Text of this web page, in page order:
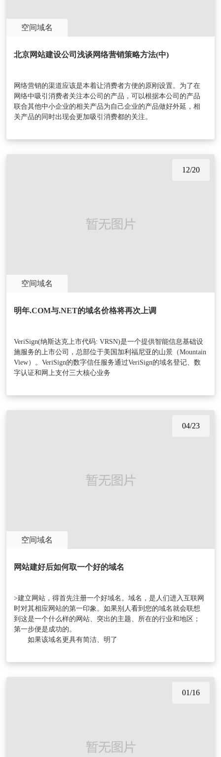
空间域名
北京网站建设公司浅谈网络营销策略方法(中)
网络营销的渠道应该是本着让消费者方便的原刚设置。为了在
网络中吸引消费者关注本公司的产品，可以根据本公司的产品
联合其他中小企业的相关产品为自己企业的产品做好外延，相
关产品的同时出现会更加吸引消费都的关注。
12/20
空间域名
明年.COM与.NET的域名价格将再次上调
VeriSign(纳斯达克上市代码: VRSN)是一个提供智能信息基础设
施服务的上市公司，总部位于美国加利福尼亚的山景（Mountain
View）。VeriSign的数字信任服务通过VeriSign的域名登记、数
字认证和网上支付三大核心业务
04/23
空间域名
网站建好后如何取一个好的域名
>建立网站，得首先注册一个好域名。域名，是人们进入互联网
时对其相应网站的第一印象。如果别人看到您的域名就会联想
到这是一个什么样的网站、突出的主题、所在的行业和地区；
第一步便是成功的。
如果该域名更具有简洁、明了
01/16